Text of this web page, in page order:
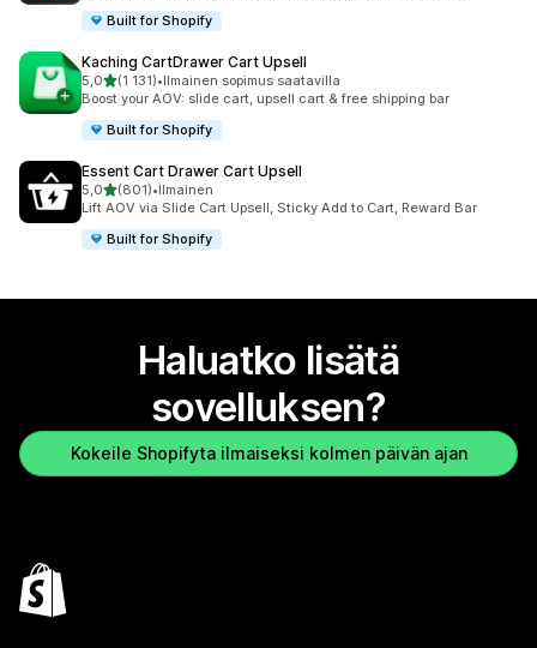
Built for Shopify
Kaching CartDrawer Cart Upsell
5,0/ 5 tähteä
(1 131)
1131 arvostelua yhteensä
•Ilmainen sopimus saatavilla
Boost your AOV: slide cart, upsell cart & free shipping bar
Built for Shopify
Essent Cart Drawer Cart Upsell
5,0/ 5 tähteä
(801)
801 arvostelua yhteensä
•Ilmainen
Lift AOV via Slide Cart Upsell, Sticky Add to Cart, Reward Bar
Built for Shopify
Haluatko lisätä
sovelluksen?
Kokeile Shopifyta ilmaiseksi kolmen päivän ajan